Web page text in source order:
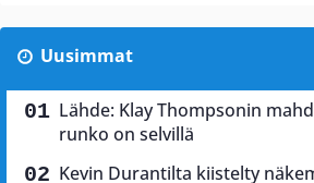
Uusimmat
Lähde: Klay Thompsonin
runko on selvillä
Kevin Durantilta kiistelty